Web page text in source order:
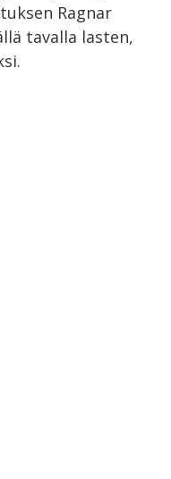
Ragnar
tavalla lasten,